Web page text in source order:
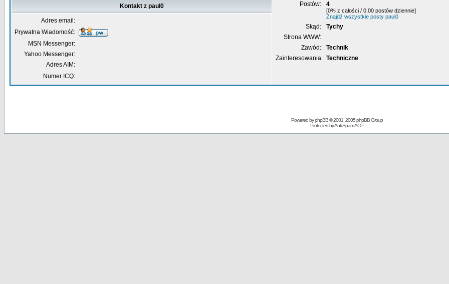
Postów:
4
[0% z całości / 0.00 postów dziennie]
Znajdź wszystkie posty paul0
Skąd:
Tychy
Strona WWW:
Zawód:
Technik
Zainteresowania: Techniczne
Kontakt z paul0
Adres email:
Prywatna Wiadomość:
MSN Messenger:
Yahoo Messenger:
Adres AIM:
Numer ICQ:
Powered byphpBB© 2001, 2005 phpBB Group
Protected byAnti-Spam ACP